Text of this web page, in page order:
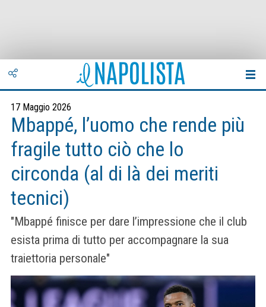
17 Maggio 2026
Mbappé, l’uomo che rende più
fragile tutto ciò che lo
circonda (al di là dei meriti
tecnici)
"Mbappé finisce per dare l’impressione che il club
esista prima di tutto per accompagnare la sua
traiettoria personale"